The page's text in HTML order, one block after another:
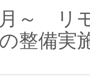
～ リ
整備実